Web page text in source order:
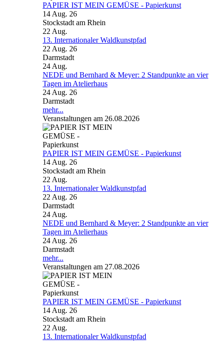
PAPIER IST MEIN GEMÜSE - Papierkunst
14 Aug. 26
Stockstadt am Rhein
22 Aug.
13. Internationaler Waldkunstpfad
22 Aug. 26
Darmstadt
24 Aug.
NEDE und Bernhard & Meyer: 2 Standpunkte an vier
Tagen im Atelierhaus
24 Aug. 26
Darmstadt
mehr...
Veranstaltungen am 26.08.2026
PAPIER IST MEIN GEMÜSE - Papierkunst
14 Aug. 26
Stockstadt am Rhein
22 Aug.
13. Internationaler Waldkunstpfad
22 Aug. 26
Darmstadt
24 Aug.
NEDE und Bernhard & Meyer: 2 Standpunkte an vier
Tagen im Atelierhaus
24 Aug. 26
Darmstadt
mehr...
Veranstaltungen am 27.08.2026
PAPIER IST MEIN GEMÜSE - Papierkunst
14 Aug. 26
Stockstadt am Rhein
22 Aug.
13. Internationaler Waldkunstpfad